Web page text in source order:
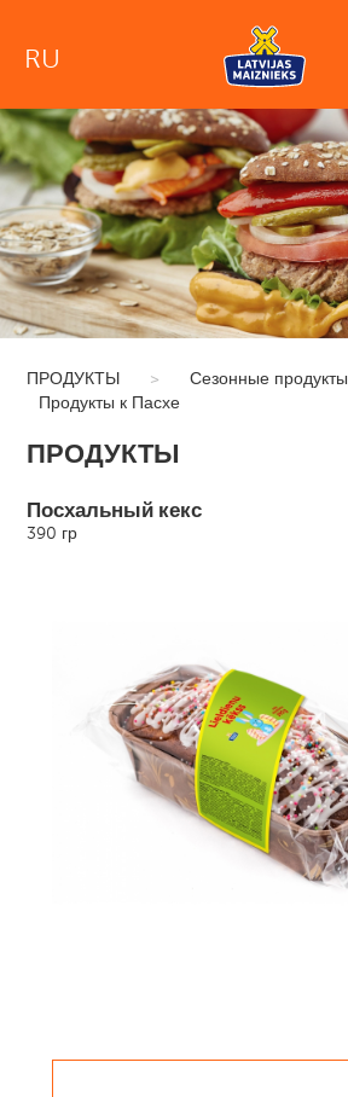
RU
ПРОДУКТЫ > Сезонные продукты
Продукты к Пасхе
ПРОДУКТЫ
Посхальный кекс
390 гр